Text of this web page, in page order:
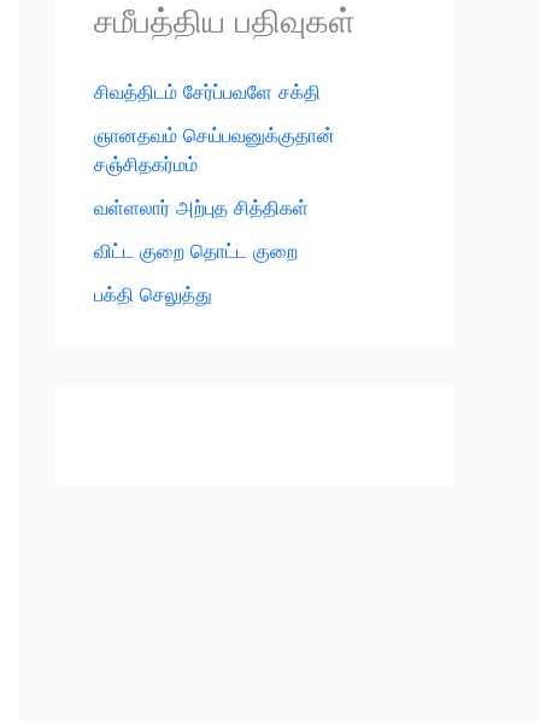
சமீபத்திய பதிவுகள்
சிவத்திடம் சேர்ப்பவளே சக்தி
ஞானதவம் செய்பவனுக்குதான்
சஞ்சிதகர்மம்
வள்ளலார் அற்புத சித்திகள்
விட்ட குறை தொட்ட குறை
பக்தி செலுத்து